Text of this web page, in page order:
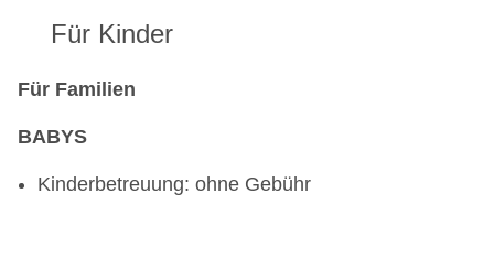
Für Kinder
Für Familien
BABYS
Kinderbetreuung: ohne Gebühr